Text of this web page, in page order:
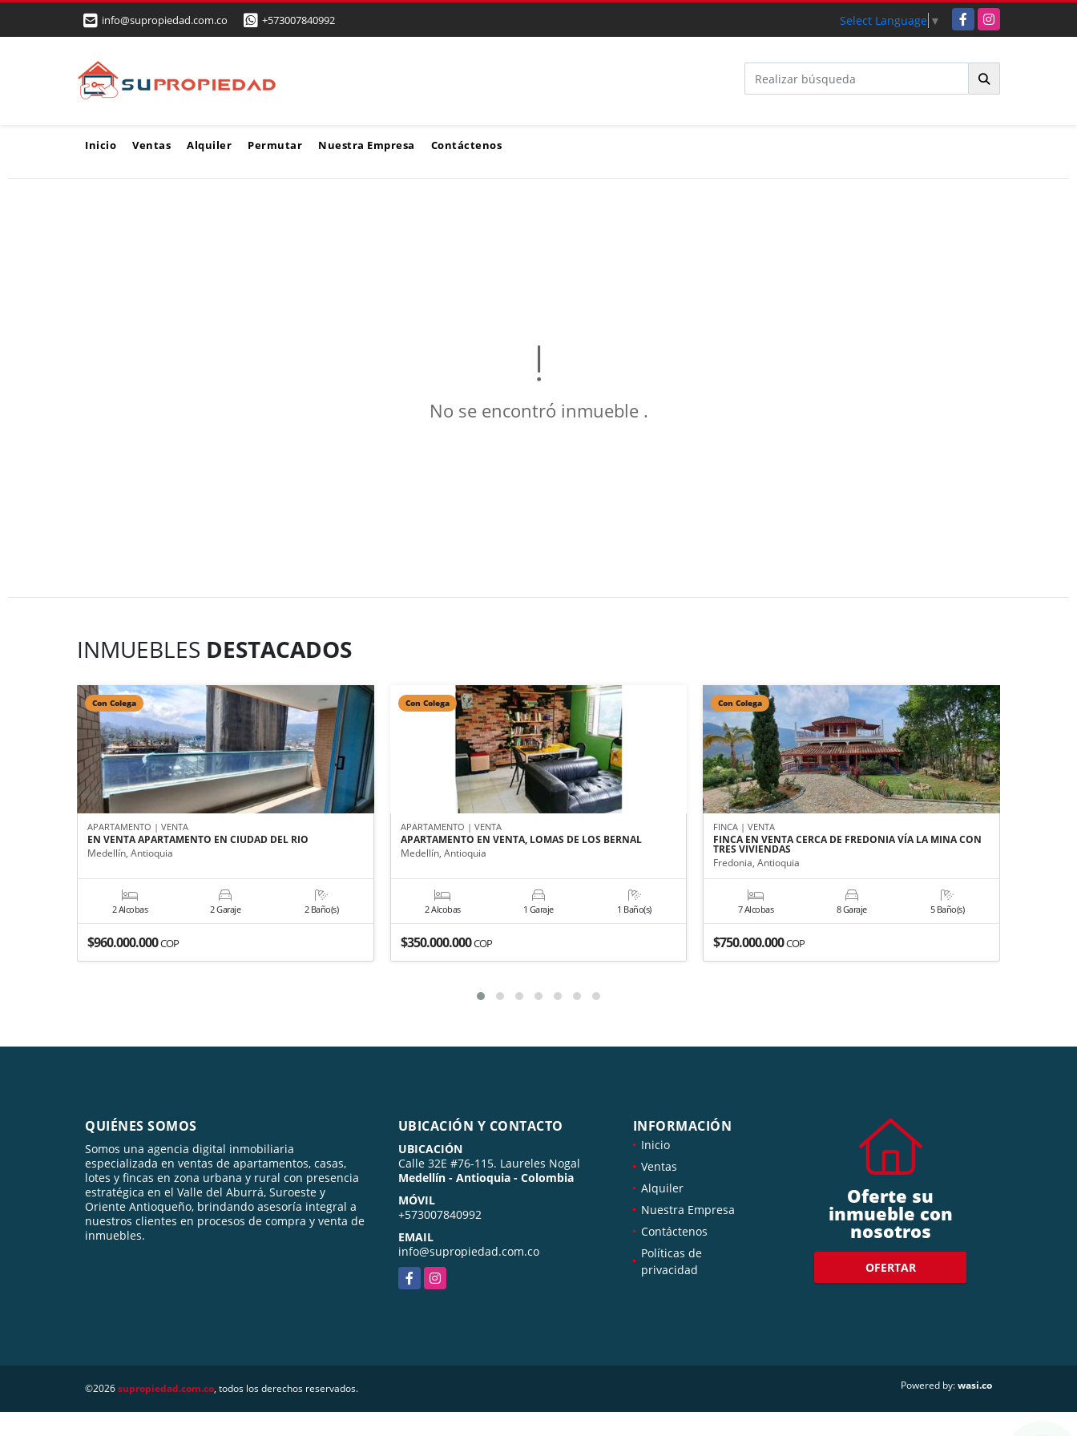
info@supropiedad.com.co +573007840992 Select Language ▼ FacebookInstagram
Inicio Ventas Alquiler Permutar Nuestra Empresa Contáctenos
No se encontró inmueble .
INMUEBLES DESTACADOS
Con Colega
APARTAMENTO | VENTA
EN VENTA APARTAMENTO EN CIUDAD DEL RIO
Medellín, Antioquia
2 Alcobas 2 Garaje 2 Baño(s)
$960.000.000COP
Con Colega
APARTAMENTO | VENTA
APARTAMENTO EN VENTA, LOMAS DE LOS BERNAL
Medellín, Antioquia
2 Alcobas 1 Garaje 1 Baño(s)
$350.000.000COP
Con Colega
FINCA | VENTA
FINCA EN VENTA CERCA DE FREDONIA VÍA LA MINA CON
TRES VIVIENDAS
Fredonia, Antioquia
7 Alcobas 8 Garaje 5 Baño(s)
$750.000.000COP
QUIÉNES SOMOS
Somos una agencia digital inmobiliaria
especializada en ventas de apartamentos, casas,
lotes y fincas en zona urbana y rural con presencia
estratégica en el Valle del Aburrá, Suroeste y
Oriente Antioqueño, brindando asesoría integral a
nuestros clientes en procesos de compra y venta de
inmuebles.
UBICACIÓN Y CONTACTO
UBICACIÓN
Calle 32E #76-115. Laureles Nogal
Medellín - Antioquia - Colombia
MÓVIL
+573007840992
EMAIL
info@supropiedad.com.co
FacebookInstagram
INFORMACIÓN
Inicio
Ventas
Alquiler
Nuestra Empresa
Contáctenos
Políticas de
privacidad
Oferte su
inmueble con
nosotros
OFERTAR
©2026supropiedad.com.co, todos los derechos reservados. Powered by:wasi.co